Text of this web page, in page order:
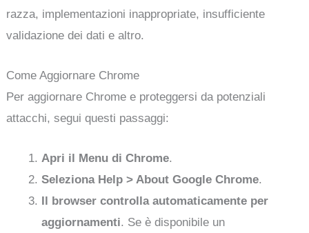
razza, implementazioni inappropriate, insufficiente
validazione dei dati e altro.
Come Aggiornare Chrome
Per aggiornare Chrome e proteggersi da potenziali
attacchi, segui questi passaggi:
Apri il Menu di Chrome.
Seleziona Help > About Google Chrome.
Il browser controlla automaticamente per
aggiornamenti. Se è disponibile un